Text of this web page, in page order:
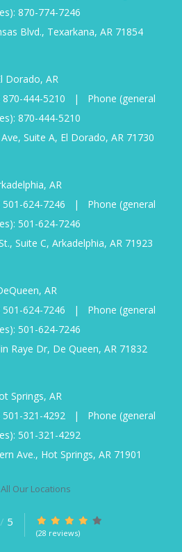
870-774-7246
Blvd., Texarkana, AR 71854
Dorado, AR
870-444-5210 |
Phone (general
870-444-5210
Suite A, El Dorado, AR 71730
AR
501-624-7246 |
Phone (general
501-624-7246
Suite C, Arkadelphia, AR 71923
AR
501-624-7246 |
Phone (general
501-624-7246
Raye Dr, De Queen, AR 71832
Springs, AR
501-321-4292 |
Phone (general
501-321-4292
Ave., Hot Springs, AR 71901
Our Locations
/ 5
(28 reviews)